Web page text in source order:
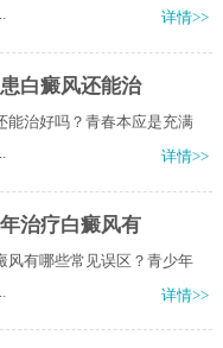
详情>>
白癜风还能治
能治好吗？青春本应是充满
详情>>
治疗白癜风有
风有哪些常见误区？青少年
详情>>